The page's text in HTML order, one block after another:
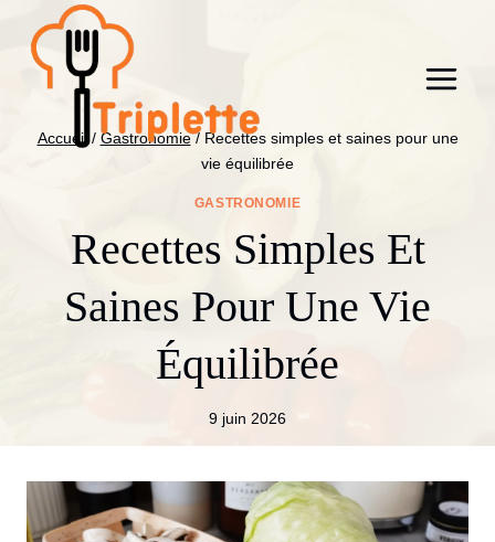
contenu
Accueil / Gastronomie / Recettes simples et saines pour une
vie équilibrée
GASTRONOMIE
Recettes Simples Et
Saines Pour Une Vie
Équilibrée
9 juin 2026